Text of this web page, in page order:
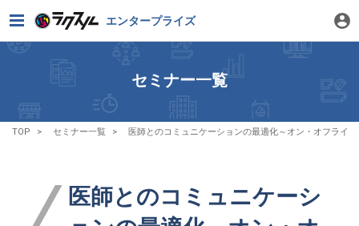
エンタープライズ
セミナー一覧
TOP セミナー一覧 医師とのコミュニケーションの最適化～オン・オフライ
医師とのコミュニケーシ